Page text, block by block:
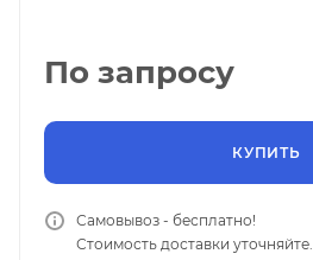
По запросу
КУПИТЬ
Самовывоз - бесплатно!
Стоимость доставки уточняйте.